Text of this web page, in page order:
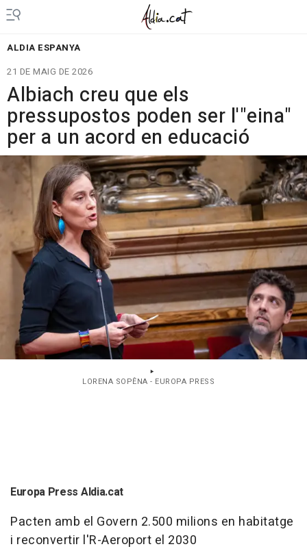
ALDIA ESPANYA
21 DE MAIG DE 2026
Albiach creu que els
pressupostos poden ser l'"eina"
per a un acord en educació
LORENA SOPÊNA - EUROPA PRESS
Europa Press Aldia.cat
Pacten amb el Govern 2.500 milions en habitatge
i reconvertir l'R-Aeroport el 2030